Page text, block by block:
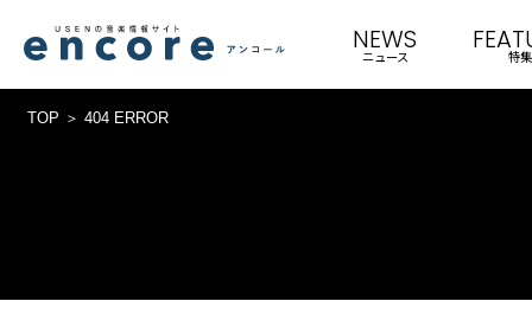
NEWS
ニュース 特集
TOP 404 ERROR